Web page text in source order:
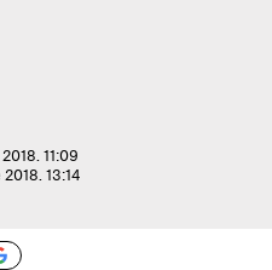
11:09
13:14